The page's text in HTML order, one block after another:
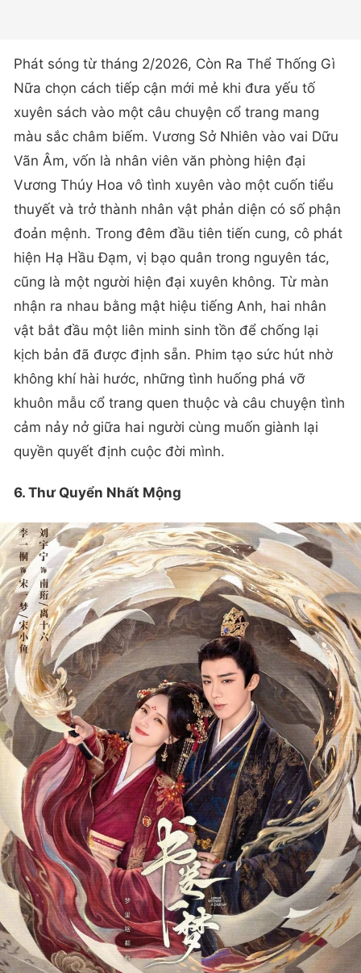
Phát sóng từ tháng 2/2026, Còn Ra Thể Thống Gì
Nữa chọn cách tiếp cận mới mẻ khi đưa yếu tố
xuyên sách vào một câu chuyện cổ trang mang
màu sắc châm biếm. Vương Sở Nhiên vào vai Dữu
Vãn Âm, vốn là nhân viên văn phòng hiện đại
Vương Thúy Hoa vô tình xuyên vào một cuốn tiểu
thuyết và trở thành nhân vật phản diện có số phận
đoản mệnh. Trong đêm đầu tiên tiến cung, cô phát
hiện Hạ Hầu Đạm, vị bạo quân trong nguyên tác,
cũng là một người hiện đại xuyên không. Từ màn
nhận ra nhau bằng mật hiệu tiếng Anh, hai nhân
vật bắt đầu một liên minh sinh tồn để chống lại
kịch bản đã được định sẵn. Phim tạo sức hút nhờ
không khí hài hước, những tình huống phá vỡ
khuôn mẫu cổ trang quen thuộc và câu chuyện tình
cảm nảy nở giữa hai người cùng muốn giành lại
quyền quyết định cuộc đời mình.
6. Thư Quyển Nhất Mộng